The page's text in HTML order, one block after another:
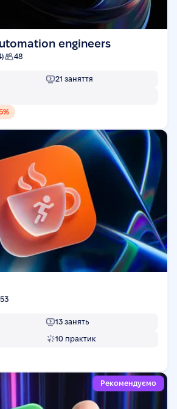
engineers
48
21 заняття
%
53
13 занять
10 практик
Рекомендуємо